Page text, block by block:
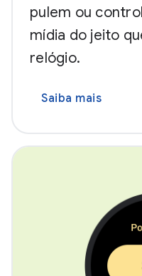
pulem ou
mídia do jeito
relógio.
Saiba mais